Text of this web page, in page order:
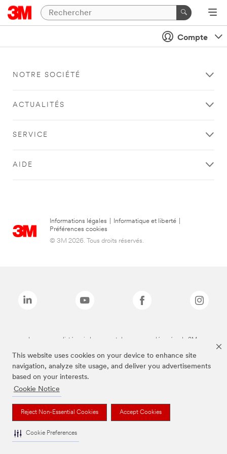
This website uses cookies on your device to enhance site
navigation, analyze site usage, and deliver you advertisements
based on your interests.
Cookie Notice
Reject Non-Essential Cookies Accept Cookies
Cookie Preferences
Compte
NOTRE SOCIÉTÉ
ACTUALITÉS
SERVICE
AIDE
Informations légales Informatique et liberté
Préférences cookies
© 3M 2026. Tous droits réservés.
Les marques listées ci-dessus sont des marques déposées de 3M.